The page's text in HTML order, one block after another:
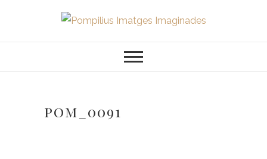
contenido
Pompilius
Imatges
Imaginades
pom_0091